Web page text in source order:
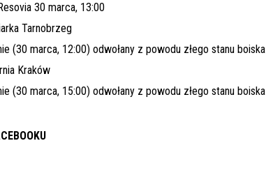
30 marca, 13:00
Tarnobrzeg
(30 marca, 12:00) odwołany z powodu złego stanu boiska
Kraków
(30 marca, 15:00) odwołany z powodu złego stanu boiska